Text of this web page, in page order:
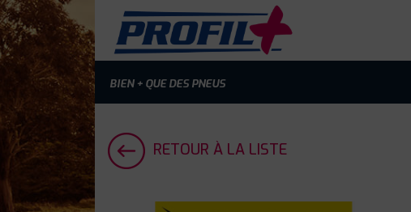
BIEN + QUE DES PNEUS
RETOUR À LA LISTE